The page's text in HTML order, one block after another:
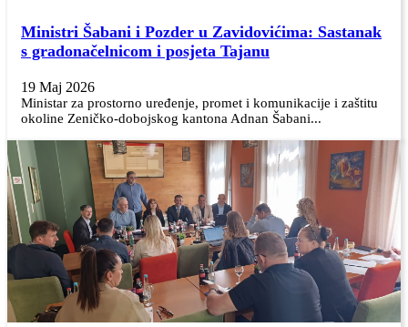
Ministri Šabani i Pozder u Zavidovićima: Sastanak
s gradonačelnicom i posjeta Tajanu
19 Maj 2026
Ministar za prostorno uređenje, promet i komunikacije i zaštitu
okoline Zeničko-dobojskog kantona Adnan Šabani...